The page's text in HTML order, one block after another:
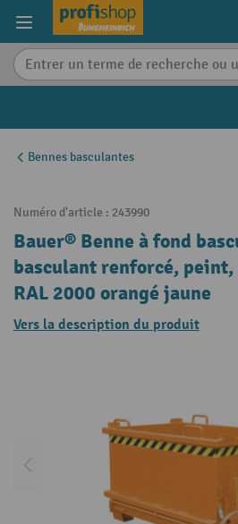
content
Bennes basculantes
Numéro d'article : 243990
Bauer® Benne à fond
basculant renforcé, peint,
RAL 2000 orangé jaune
Vers la description du produit